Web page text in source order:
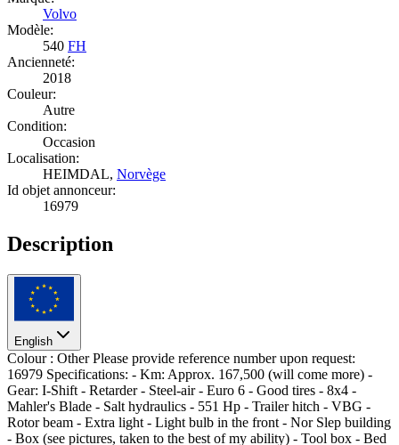
Volvo
Modèle:
540 FH
Ancienneté:
2018
Couleur:
Autre
Condition:
Occasion
Localisation:
HEIMDAL, Norvège
Id objet annonceur:
16979
Description
English
Colour : Other Please provide reference number upon request:
16979 Specifications: - Km: Approx. 167,500 (will come more) -
Gear: I-Shift - Retarder - Steel-air - Euro 6 - Good tires - 8x4 -
Mahler's Blade - Salt hydraulics - 551 Hp - Trailer hitch - VBG -
Rotor beam - Extra light - Light bulb in the front - Nor Slep building
- Box (see pictures, taken to the best of my ability) - Tool box - Bed